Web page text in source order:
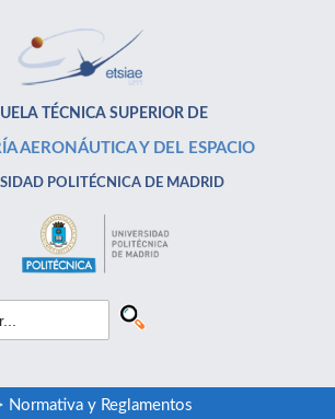
TÉCNICA SUPERIOR DE
AERONÁUTICA Y DEL ESPACIO
POLITÉCNICA DE MADRID
Normativa y Reglamentos